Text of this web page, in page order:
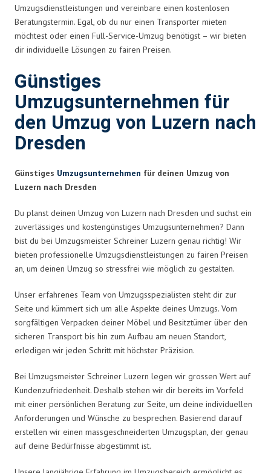
Umzugsdienstleistungen und vereinbare einen kostenlosen
Beratungstermin. Egal, ob du nur einen Transporter mieten
möchtest oder einen Full-Service-Umzug benötigst – wir bieten
dir individuelle Lösungen zu fairen Preisen.
Günstiges
Umzugsunternehmen für
den Umzug von Luzern nach
Dresden
Günstiges Umzugsunternehmen für deinen Umzug von
Luzern nach Dresden
Du planst deinen Umzug von Luzern nach Dresden und suchst ein
zuverlässiges und kostengünstiges Umzugsunternehmen? Dann
bist du bei Umzugsmeister Schreiner Luzern genau richtig! Wir
bieten professionelle Umzugsdienstleistungen zu fairen Preisen
an, um deinen Umzug so stressfrei wie möglich zu gestalten.
Unser erfahrenes Team von Umzugsspezialisten steht dir zur
Seite und kümmert sich um alle Aspekte deines Umzugs. Vom
sorgfältigen Verpacken deiner Möbel und Besitztümer über den
sicheren Transport bis hin zum Aufbau am neuen Standort,
erledigen wir jeden Schritt mit höchster Präzision.
Bei Umzugsmeister Schreiner Luzern legen wir grossen Wert auf
Kundenzufriedenheit. Deshalb stehen wir dir bereits im Vorfeld
mit einer persönlichen Beratung zur Seite, um deine individuellen
Anforderungen und Wünsche zu besprechen. Basierend darauf
erstellen wir einen massgeschneiderten Umzugsplan, der genau
auf deine Bedürfnisse abgestimmt ist.